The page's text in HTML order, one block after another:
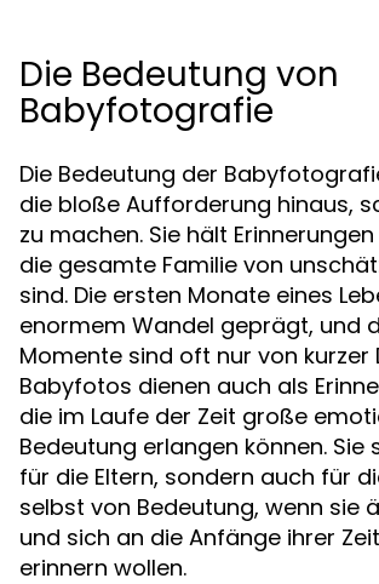
Die Bedeutung von
Babyfotografie
Die Bedeutung der
die bloße Aufforderung hinaus,
zu machen. Sie hält
die gesamte Familie von
sind. Die ersten Monate eines
enormem Wandel geprägt, und
Momente sind oft nur von kurzer
Babyfotos dienen auch als
die im Laufe der Zeit große
Bedeutung erlangen können. Sie
für die Eltern, sondern auch für
selbst von Bedeutung, wenn sie
und sich an die Anfänge ihrer
erinnern wollen.